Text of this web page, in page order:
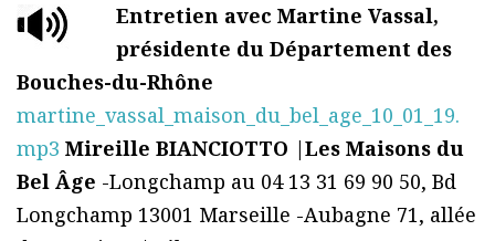
Entretien avec Martine Vassal,
présidente du Département des
Bouches-du-Rhône
martine_vassal_maison_du_bel_age_10_01_19.
mp3 Mireille BIANCIOTTO |Les Maisons du
Bel Âge -Longchamp au 04 13 31 69 90 50, Bd
Longchamp 13001 Marseille -Aubagne 71, allée